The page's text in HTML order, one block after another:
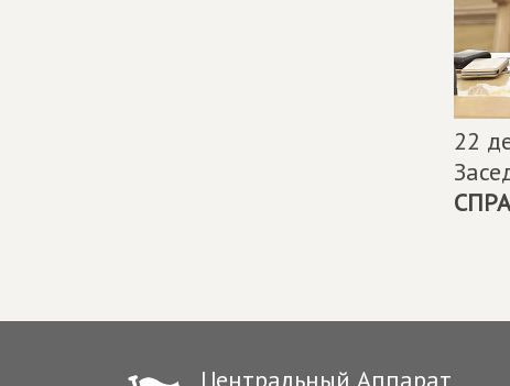
22
Центральный Аппарат